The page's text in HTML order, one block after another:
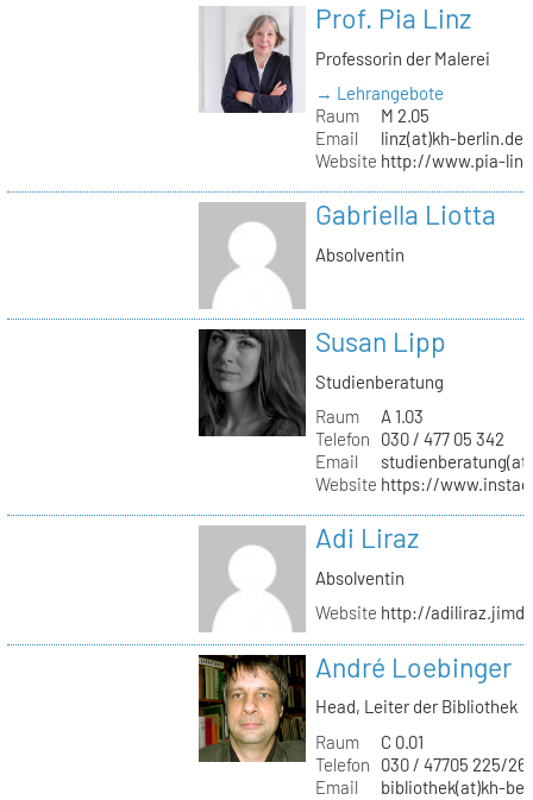
Prof. Pia Linz
Professorin der Malerei
→ Lehrangebote
Raum
M 2.05
Email
linz(at)kh-berlin.de
Website http://www.pia-
Gabriella Liotta
Absolventin
Susan Lipp
Studienberatung
Raum
A 1.03
Telefon
030 / 477 05 342
Email
Website https://
Adi Liraz
Absolventin
Website http://
André Loebinger
Head, Leiter der Bibliothek
Raum
C 0.01
Telefon
030 / 47705 225/
Email
bibliothek(at)kh-